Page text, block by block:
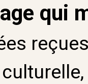
qui